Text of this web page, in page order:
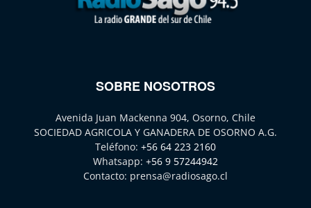
SOBRE NOSOTROS
Avenida Juan Mackenna 904, Osorno, Chile
SOCIEDAD AGRICOLA Y GANADERA DE OSORNO A.G.
Teléfono: +56 64 223 2160
Whatsapp: +56 9 57244942
Contacto: prensa@radiosago.cl